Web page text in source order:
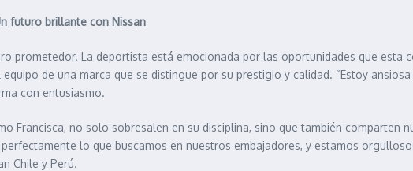
futuro brillante con Nissan
prometedor. La deportista está emocionada por las oportunidades que
de una marca que se distingue por su prestigio y calidad. “Estoy
con entusiasmo.
Francisca, no solo sobresalen en su disciplina, sino que también comparten
lo que buscamos en nuestros embajadores, y estamos
Chile y Perú.